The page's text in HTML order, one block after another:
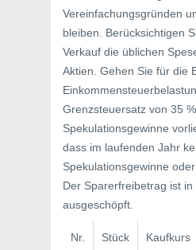
Vereinfachungsgründen
bleiben. Berücksichtigen
Verkauf die üblichen
Aktien. Gehen Sie für die
Grenzsteuersatz von 35
Spekulationsgewinne
dass im laufenden Jahr
Spekulationsgewinne
Der Sparerfreibetrag ist
ausgeschöpft.
Nr. Stück
Kaufkurs